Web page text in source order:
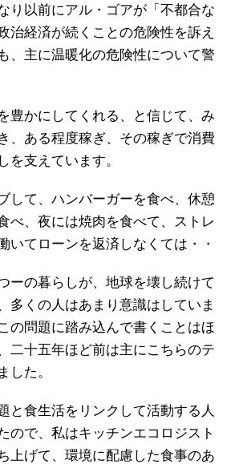
り以前にアル・ゴアが「不都合な
治経済が続くことの危険性を訴え
、主に温暖化の危険性について警
豊かにしてくれる、と信じて、み
、ある程度稼ぎ、その稼ぎで消費
を支えています。
して、ハンバーガーを食べ、休憩
べ、夜には焼肉を食べて、ストレ
いてローンを返済しなくては・・
ーの暮らしが、地球を壊し続けて
多くの人はあまり意識はしていま
の問題に踏み込んで書くことはほ
二十五年ほど前は主にこちらのテ
した。
と食生活をリンクして活動する人
ので、私はキッチンエコロジスト
上げて、環境に配慮した食事のあ